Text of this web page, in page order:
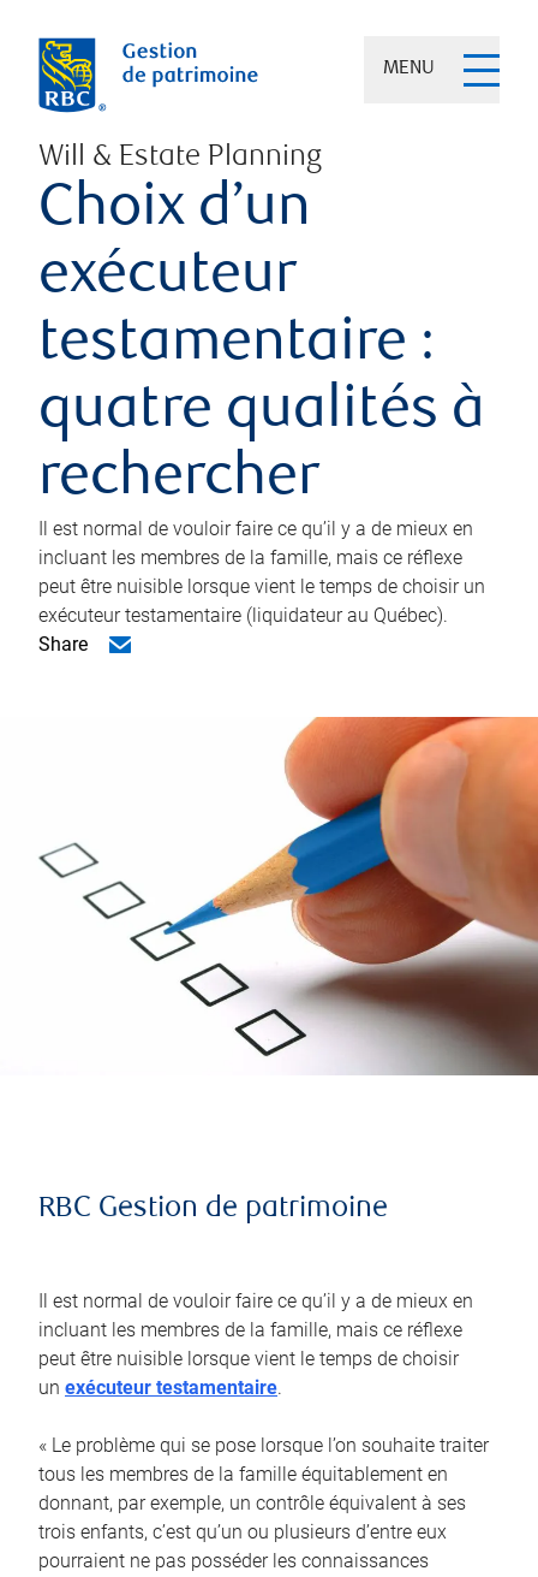
MENU
Will & Estate Planning
Choix d’un
exécuteur
testamentaire :
quatre qualités à
rechercher
Il est normal de vouloir faire ce qu’il y a de mieux en
incluant les membres de la famille, mais ce réflexe
peut être nuisible lorsque vient le temps de choisir un
exécuteur testamentaire (liquidateur au Québec).
Share
RBC Gestion de patrimoine
Il est normal de vouloir faire ce qu’il y a de mieux en
incluant les membres de la famille, mais ce réflexe
peut être nuisible lorsque vient le temps de choisir
un exécuteur testamentaire.
« Le problème qui se pose lorsque l’on souhaite traiter
tous les membres de la famille équitablement en
donnant, par exemple, un contrôle équivalent à ses
trois enfants, c’est qu’un ou plusieurs d’entre eux
pourraient ne pas posséder les connaissances